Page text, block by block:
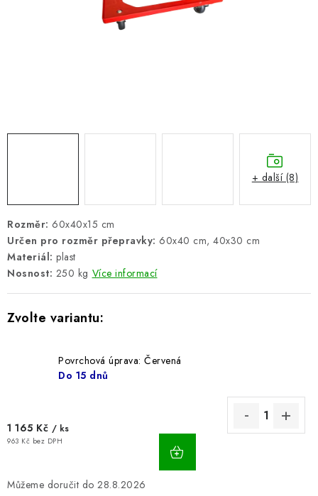
PARKOVACÍ BLOKÁDY
HODNOCENÍ OBCHODU
B2B - VELKOOBCHOD
NAPIŠTE NÁM
KONTAKTY
BLOG
Hodnocení obchodu
Reklamace zboží
Odstoupení od kupní smlouvy
Cookies
Bezpečnostní certifikáty
Rozměr: 60x40x15 cm
Určen pro rozměr přepravky: 60x40 cm, 40x30 cm
Materiál: plast
Nosnost: 250 kg Více informací
Povrchová úprava: Červená
Do 15 dnů
1 165 Kč / ks
963 Kč bez DPH
28.8.2026
+ další (8)